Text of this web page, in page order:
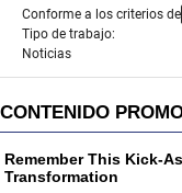
Conforme a los criterios de
Tipo de trabajo:
Noticias